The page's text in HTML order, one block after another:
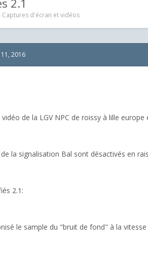
2.1
Captures d'écran et vidéos
2016
vidéo de la LGV NPC de roissy à lille
la signalisation Bal sont désactivés en
2.1:
le sample du "bruit de fond" à la